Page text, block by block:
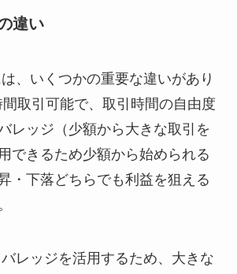
違い
、いくつかの重要な違いがあり
間取引可能で、取引時間の自由度
レッジ（少額から大きな取引を
できるため少額から始められる
・下落どちらでも利益を狙える
レッジを活用するため、大きな